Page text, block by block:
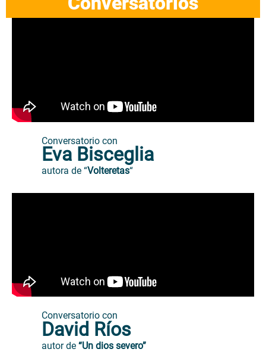
Conversatorio con
Eva Bisceglia
autora de “Volteretas“
Conversatorio con
David Ríos
autor de “Un dios severo”